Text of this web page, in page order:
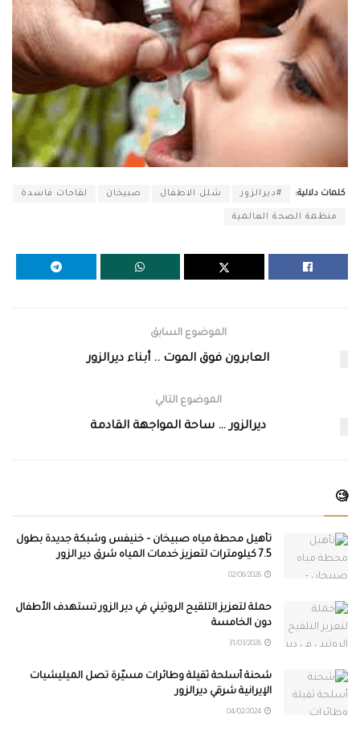
كلمات دلالية: #ديرالزور شلل الاطفال صبيخان لقاحات فاسدة
منظمة الصحة العالمية
الموضوع السابق
العابرون فوق الموت .. أبناء ديرالزور
الموضوع التالي
ديرالزور … ساحة المواجهة القادمة
🧐
تأهيل محطة مياه صبيخان – خنيفس وشبكة جديدة بطول
7.5 كيلومترات لتعزيز خدمات المياه شرق دير الزور
حملة لتعزيز التلقيح الروتيني في دير الزور تستهدف الأطفال
دون الخامسة
شحنة أسلحة ثقيلة وطائرات مسيّرة تصل الميليشيات
الإيرانية شرقي ديرالزور